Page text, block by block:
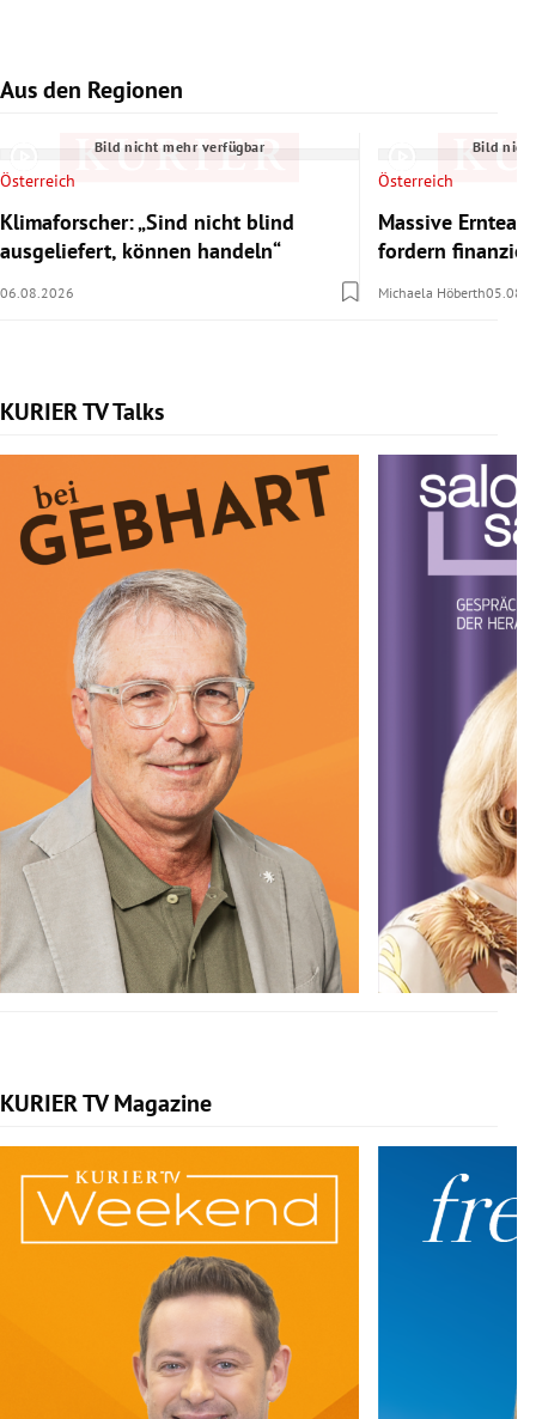
Aus den Regionen
Slide 1 von 7
Bild nicht mehr verfügbar
Österreich
Klimaforscher: „Sind nicht blind
ausgeliefert, können handeln“
06.08.2026
Bild
Österreich
Massive
fordern
Michaela Höberth
KURIER TV Talks
Slide 1 von 6
KURIER TV Magazine
Slide 1 von 5